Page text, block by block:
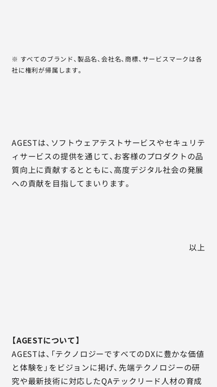
※ すべてのブランド、製品名、会社名、商標、サービスマークは各
社に権利が帰属します。
AGESTは、ソフトウェアテストサービスやセキュリテ
ィサービスの提供を通じて、お客様のプロダクトの品
質向上に貢献するとともに、高度デジタル社会の発展
への貢献を目指してまいります。
以上
【AGESTについて】
AGESTは、「テクノロジーですべてのDXに豊かな価値
と体験を」をビジョンに掲げ、先端テクノロジーの研
究や最新技術に対応したQAテックリード人材の育成